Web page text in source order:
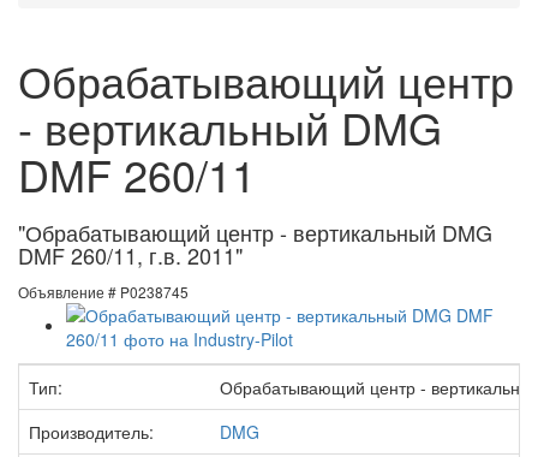
Обрабатывающий центр
- вертикальный DMG
DMF 260/11
"Обрабатывающий центр - вертикальный DMG
DMF 260/11, г.в. 2011"
Объявление # P0238745
Тип:
Обрабатывающий центр -
Производитель:
DMG